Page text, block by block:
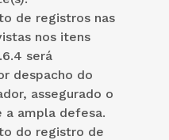
de registros nas
nos itens
será
despacho do
assegurado o
ampla defesa.
do registro de